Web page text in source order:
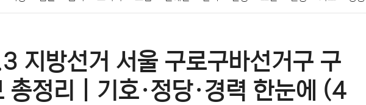
정치 건강 의료 의학 경제 마케팅 부동산 외국어 교육 교통 생활
방선거 서울 구로구바선거구 구
총정리｜기호·정당·경력 한눈에 (4